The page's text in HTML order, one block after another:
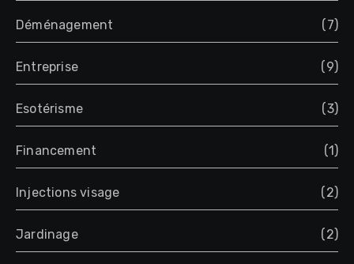
Déménagement (7)
Entreprise (9)
Esotérisme (3)
Financement (1)
Injections visage (2)
Jardinage (2)